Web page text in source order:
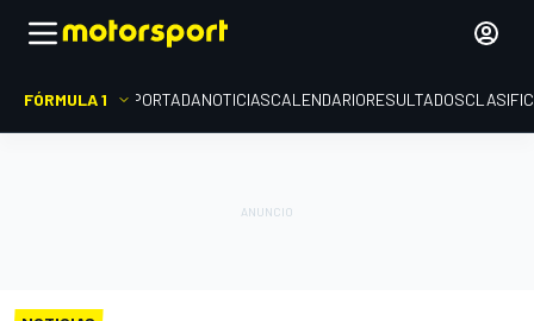
FÓRMULA 1 PORTADANOTICIASCALENDARIORESULTADOS